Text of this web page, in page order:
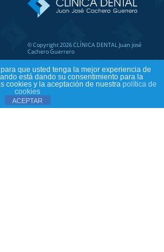
© Copyright 2026 CLÍNICA DENTAL Juan josé
Cachero Guerrero
que usted tenga la mejor experiencia de
está dando su consentimiento para la
cookies y la aceptación de nuestra política de
cookies
ACEPTAR